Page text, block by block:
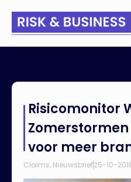
Zomerstormen in 2015
Risicomonitor
Zomerstormen
voor meer
Claims, Nieuwsbrief25-10-